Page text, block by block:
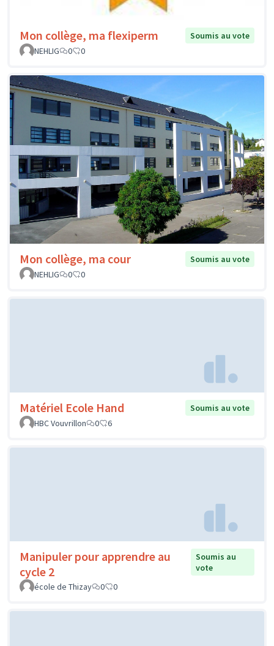
Mon collège, ma flexiperm
Soumis au vote
NEHLIG
0 0
Mon collège, ma cour
Soumis au vote
NEHLIG
0 0
Matériel Ecole Hand
Soumis au vote
HBC Vouvrillon
0 6
Manipuler pour apprendre au
cycle 2
Soumis au
vote
école de Thizay
0 0